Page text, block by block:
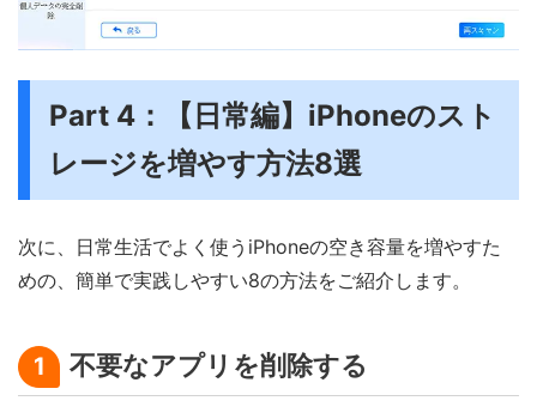
Part 4：【日常編】iPhoneのスト
レージを増やす方法8選
次に、日常生活でよく使うiPhoneの空き容量を増やすた
めの、簡単で実践しやすい8の方法をご紹介します。
1 不要なアプリを削除する